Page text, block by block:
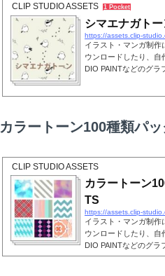
CLIP STUDIO ASSETS 1 Pocket
シマエナガト
https://assets.clip-
イラスト・マンガ制作
ウンロードしたり、自
DIO PAINTなどのグラ
カラートーン100種類パッ
CLIP STUDIO ASSETS
カラートーン
TS
https://assets.clip-
イラスト・マンガ制作
ウンロードしたり、自
DIO PAINTなどのグラ